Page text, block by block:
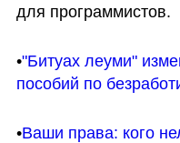
для программистов.
•"Битуах леуми"
пособий по
•Ваши права: кого